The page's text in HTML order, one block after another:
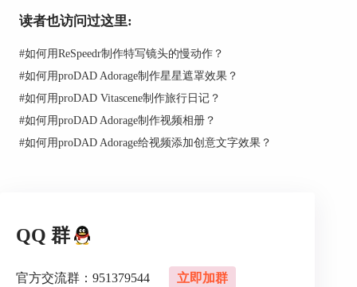
读者也访问过这里:
#如何用ReSpeedr制作特写镜头的慢动作？
#如何用proDAD Adorage制作星星遮罩效果？
#如何用proDAD Vitascene制作旅行日记？
#如何用proDAD Adorage制作视频相册？
#如何用proDAD Adorage给视频添加创意文字效果？
QQ 群
官方交流群：951379544 立即加群